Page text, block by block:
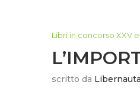
Libri in concorso XXV
scritto da Libernauta